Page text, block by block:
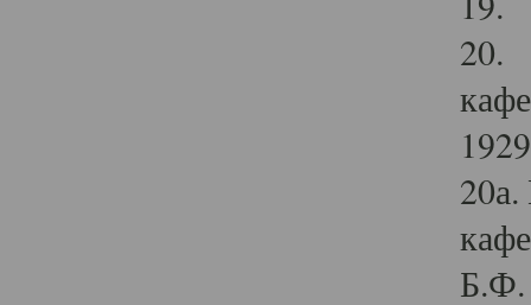
20.
Б.Ф.